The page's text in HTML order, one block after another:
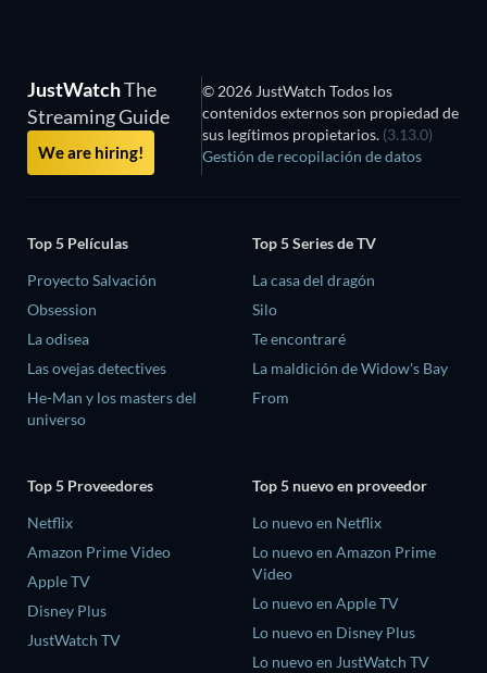
JustWatchThe
Streaming Guide
We are hiring!
© 2026 JustWatch Todos los
contenidos externos son propiedad de
sus legítimos propietarios. (3.13.0)
Gestión de recopilación de datos
Top 5 Películas
Proyecto Salvación
Obsession
La odisea
Las ovejas detectives
He-Man y los masters del
universo
Top 5 Series de TV
La casa del dragón
Silo
Te encontraré
La maldición de Widow's Bay
From
Top 5 Proveedores
Netflix
Amazon Prime Video
Apple TV
Disney Plus
JustWatch TV
Top 5 nuevo en proveedor
Lo nuevo en Netflix
Lo nuevo en Amazon Prime
Video
Lo nuevo en Apple TV
Lo nuevo en Disney Plus
Lo nuevo en JustWatch TV